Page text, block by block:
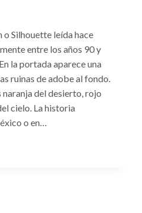
o Silhouette leída hace
entre los años 90 y
la portada aparece una
ruinas de adobe al fondo.
del desierto, rojo
cielo. La historia
o en…